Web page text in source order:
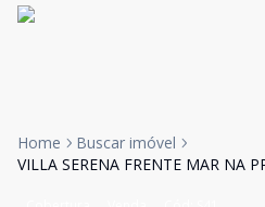
Home
Buscar imóvel
VILLA SERENA FRENTE MAR NA